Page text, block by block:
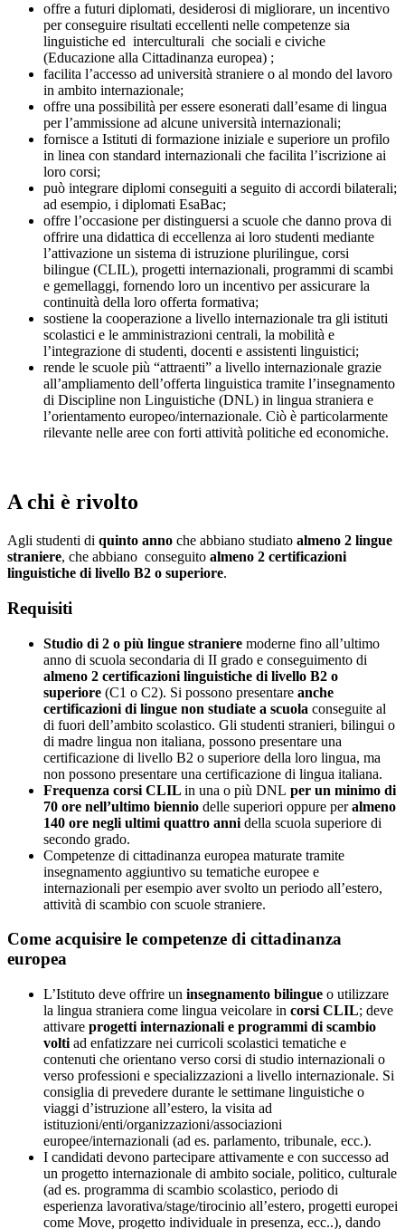
offre a futuri diplomati, desiderosi di migliorare, un incentivo
per conseguire risultati eccellenti nelle competenze sia
linguistiche ed interculturali che sociali e civiche
(Educazione alla Cittadinanza europea) ;
facilita l’accesso ad università straniere o al mondo del lavoro
in ambito internazionale;
offre una possibilità per essere esonerati dall’esame di lingua
per l’ammissione ad alcune università internazionali;
fornisce a Istituti di formazione iniziale e superiore un profilo
in linea con standard internazionali che facilita l’iscrizione ai
loro corsi;
può integrare diplomi conseguiti a seguito di accordi bilaterali;
ad esempio, i diplomati EsaBac;
offre l’occasione per distinguersi a scuole che danno prova di
offrire una didattica di eccellenza ai loro studenti mediante
l’attivazione un sistema di istruzione plurilingue, corsi
bilingue (CLIL), progetti internazionali, programmi di scambi
e gemellaggi, fornendo loro un incentivo per assicurare la
continuità della loro offerta formativa;
sostiene la cooperazione a livello internazionale tra gli istituti
scolastici e le amministrazioni centrali, la mobilità e
l’integrazione di studenti, docenti e assistenti linguistici;
rende le scuole più “attraenti” a livello internazionale grazie
all’ampliamento dell’offerta linguistica tramite l’insegnamento
di Discipline non Linguistiche (DNL) in lingua straniera e
l’orientamento europeo/internazionale. Ciò è particolarmente
rilevante nelle aree con forti attività politiche ed economiche.
A chi è rivolto
Agli studenti di quinto anno che abbiano studiato almeno 2 lingue
straniere, che abbiano conseguito almeno 2 certificazioni
linguistiche di livello B2 o superiore.
Requisiti
Studio di 2 o più lingue straniere moderne fino all’ultimo
anno di scuola secondaria di II grado e conseguimento di
almeno 2 certificazioni linguistiche di livello B2 o
superiore (C1 o C2). Si possono presentare anche
certificazioni di lingue non studiate a scuola conseguite al
di fuori dell’ambito scolastico. Gli studenti stranieri, bilingui o
di madre lingua non italiana, possono presentare una
certificazione di livello B2 o superiore della loro lingua, ma
non possono presentare una certificazione di lingua italiana.
Frequenza corsi CLIL in una o più DNL per un minimo di
70 ore nell’ultimo biennio delle superiori oppure peralmeno
140 ore negli ultimi quattro anni della scuola superiore di
secondo grado.
Competenze di cittadinanza europea maturate tramite
insegnamento aggiuntivo su tematiche europee e
internazionali per esempio aver svolto un periodo all’estero,
attività di scambio con scuole straniere.
Come acquisire le competenze di cittadinanza
europea
L’Istituto deve offrire un insegnamento bilingue o utilizzare
la lingua straniera come lingua veicolare in corsi CLIL; deve
attivare progetti internazionali e programmi di scambio
volti ad enfatizzare nei curricoli scolastici tematiche e
contenuti che orientano verso corsi di studio internazionali o
verso professioni e specializzazioni a livello internazionale. Si
consiglia di prevedere durante le settimane linguistiche o
viaggi d’istruzione all’estero, la visita ad
istituzioni/enti/organizzazioni/associazioni
europee/internazionali (ad es. parlamento, tribunale, ecc.).
I candidati devono partecipare attivamente e con successo ad
un progetto internazionale di ambito sociale, politico, culturale
(ad es. programma di scambio scolastico, periodo di
esperienza lavorativa/stage/tirocinio all’estero, progetti europei
come Move, progetto individuale in presenza, ecc..), dando